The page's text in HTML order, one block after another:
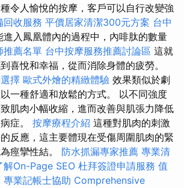
令人愉悅的按摩，客戶可以自行改變強
回收服務 平價居家清潔300元方案 台中
進入鳳凰體內的過程中，內啡肽的數量
推薦名單 台中按摩服務推薦討論區 這就
喜悅和幸福，從而消除身體的疲勞。
擇 歐式外燴的精緻體驗 效果類似於劇
一種舒適和放鬆的方式。 以不同強度
肌肉小幅收縮，進而改善與肌張力降低
症。 按摩療程介紹 這種對肌肉的刺激
反應，這主要體現在受傷周圍肌肉的緊
痙攣性結。 防水抓漏專家推薦 專業清
解On-Page SEO 杜拜簽證申請服務 值
專業記帳士協助 Comprehensive